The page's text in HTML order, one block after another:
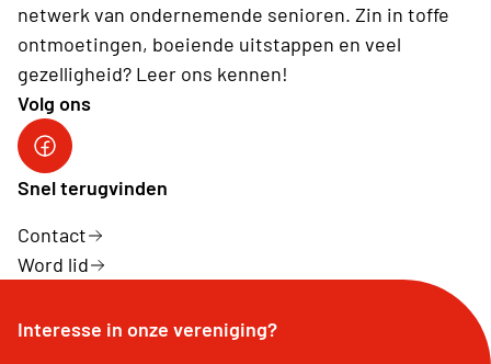
netwerk van ondernemende senioren. Zin in toffe
ontmoetingen, boeiende uitstappen en veel
gezelligheid? Leer ons kennen!
Volg ons
facebook site
Snel terugvinden
Contact
Word lid
Interesse in onze vereniging?